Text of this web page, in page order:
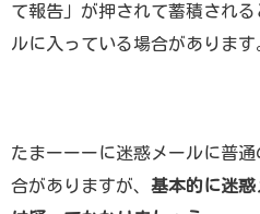
て報告」が押されて蓄積され
ルに入っている場合があります
たまーーーに迷惑メールに普
合がありますが、 基本的に迷